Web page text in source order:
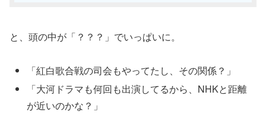
と、頭の中が「？？？」でいっぱいに。
「紅白歌合戦の司会もやってたし、その関係？」
「大河ドラマも何回も出演してるから、NHKと距離
が近いのかな？」